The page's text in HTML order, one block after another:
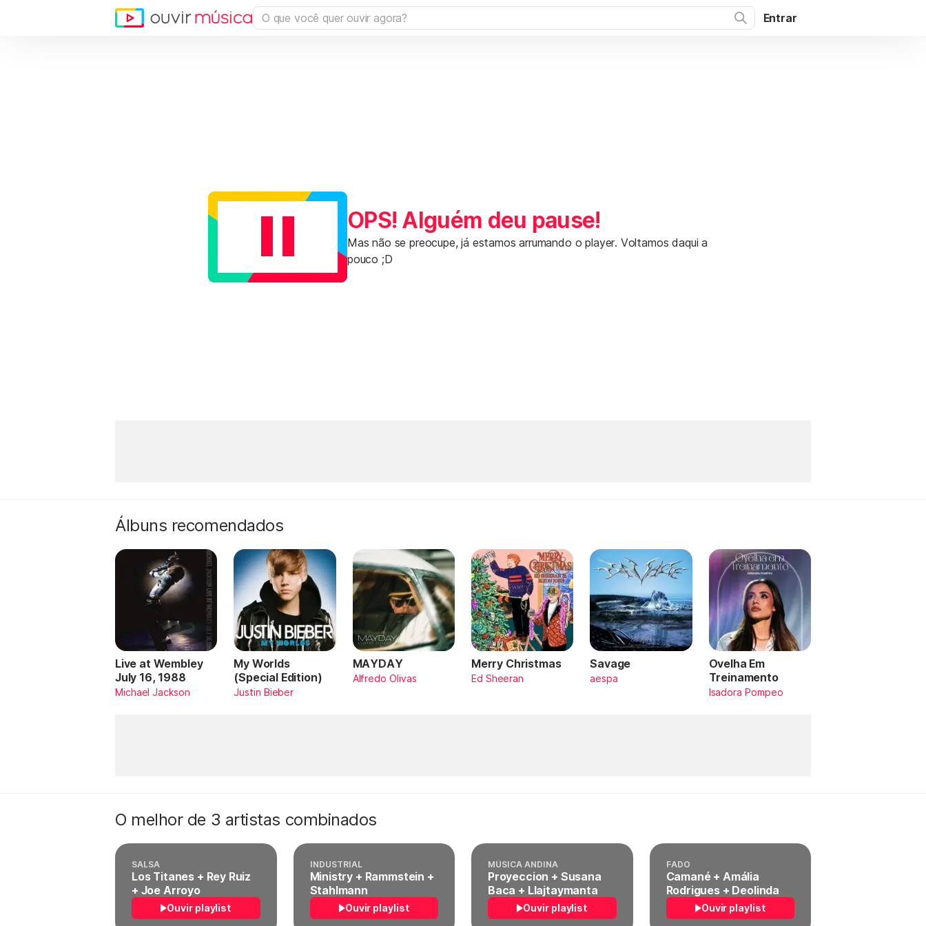
Entrar
OPS! Alguém deu pause!
Mas não se preocupe, já estamos arrumando o player. Voltamos daqui a
pouco ;D
Álbuns recomendados
Live at Wembley
July 16, 1988
Michael Jackson
My Worlds
(Special Edition)
Justin Bieber
MAYDAY
Alfredo Olivas
Merry Christmas
Ed Sheeran
Savage
aespa
Ovelha Em
Treinamento
Isadora Pompeo
O melhor de 3 artistas combinados
SALSA
Los Titanes + Rey Ruiz
+ Joe Arroyo
Ouvir playlist
INDUSTRIAL
Ministry + Rammstein +
Stahlmann
Ouvir playlist
MÚSICA ANDINA
Proyeccion + Susana
Baca + Llajtaymanta
Ouvir playlist
FADO
Camané + Amália
Rodrigues + Deolinda
Ouvir playlist